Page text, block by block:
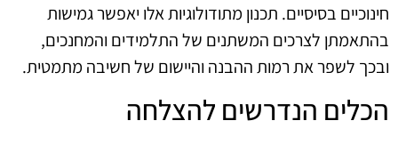
חינוכיים בסיסיים. תכנון מתודולוגיות אלו יאפשר גמישות
בהתאמתן לצרכים המשתנים של התלמידים והמחנכים,
ובכך לשפר את רמות ההבנה והיישום של חשיבה מתמטית.
הכלים הנדרשים להצלחה